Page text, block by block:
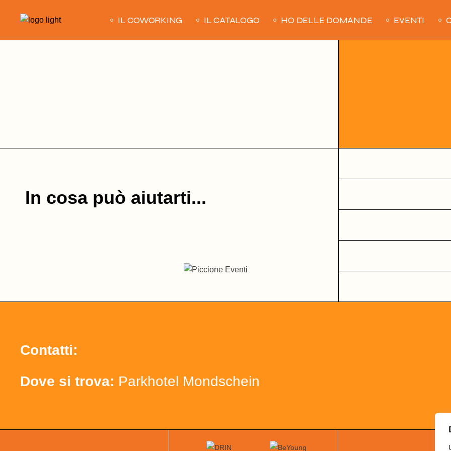
IL COWORKING IL CATALOGO HO DELLE DOMANDE EVENTI
In cosa può aiutarti...
Contatti:
Dove si trova: Parkhotel Mondschein